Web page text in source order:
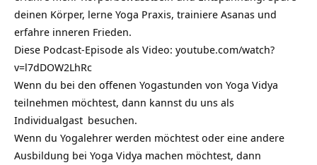
deinen Körper, lerne Yoga Praxis, trainiere Asanas und
erfahre inneren Frieden.
Diese Podcast-Episode als Video: youtube.com/watch?
v=l7dDOW2LhRc
Wenn du bei den offenen Yogastunden von Yoga Vidya
teilnehmen möchtest, dann kannst du uns als
Individualgast besuchen.
Wenn du Yogalehrer werden möchtest oder eine andere
Ausbildung bei Yoga Vidya machen möchtest, dann